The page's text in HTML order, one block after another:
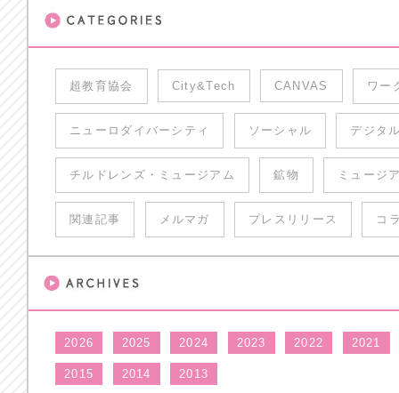
超教育協会 City&Tech CANVAS ワー
ニューロダイバーシティ ソーシャル デジタ
チルドレンズ・ミュージアム 鉱物 ミュージ
関連記事 メルマガ プレスリリース コ
2026 2025 2024 2023 2022 2021
2015 2014 2013